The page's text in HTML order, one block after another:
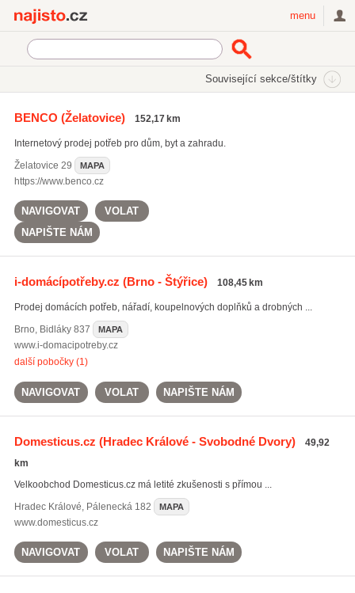
menu
Související sekce/štítky
Internetové obchody a služby
Dům, byt a zahrada
Domácí potřeby
BENCO (Želatovice) 152,17 km
Internetový prodej potřeb pro dům, byt a zahradu.
Želatovice 29 MAPA
https://www.benco.cz
NAVIGOVAT
VOLAT
NAPIŠTE NÁM
i-domácípotřeby.cz (Brno - Štýřice) 108,45 km
Prodej domácích potřeb, nářadí, koupelnových doplňků a drobných ...
Brno, Bidláky 837 MAPA
www.i-domacipotreby.cz
další pobočky (1)
NAVIGOVAT VOLAT NAPIŠTE NÁM
Domesticus.cz (Hradec Králové - Svobodné Dvory)
49,92
km
Velkoobchod Domesticus.cz má letité zkušenosti s přímou ...
Hradec Králové, Pálenecká 182 MAPA
www.domesticus.cz
NAVIGOVAT VOLAT NAPIŠTE NÁM